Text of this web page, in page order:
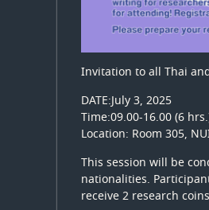
Invitation to all Thai
DATE:July 3, 2025
Time:09.00-16.00 (6
Location: Room 305,
This session will be
nationalities.
receive 2 research